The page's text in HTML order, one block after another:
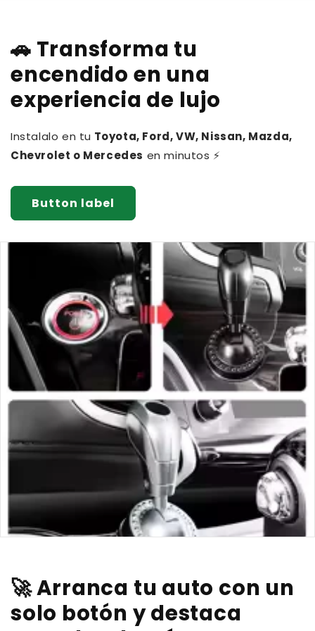
🚗 Transforma tu
encendido en una
experiencia de lujo
Instalalo en tu Toyota, Ford, VW, Nissan, Mazda,
Chevrolet o Mercedes en minutos ⚡
Button label
🚀 Arranca tu auto con un
solo botón y destaca